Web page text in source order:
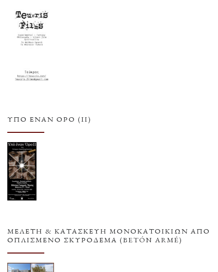
ΥΠΌ ΈΝΑΝ ΌΡΟ (ΙΙ)
ΜΕΛΕΤΗ & ΚΑΤΑΣΚΕΥΗ ΜΟΝΟΚΑΤΟΙΚΙΩΝ ΑΠΟ
ΟΠΛΙΣΜΕΝΟ ΣΚΥΡΟΔΕΜΑ (BETÓN ARMÉ)